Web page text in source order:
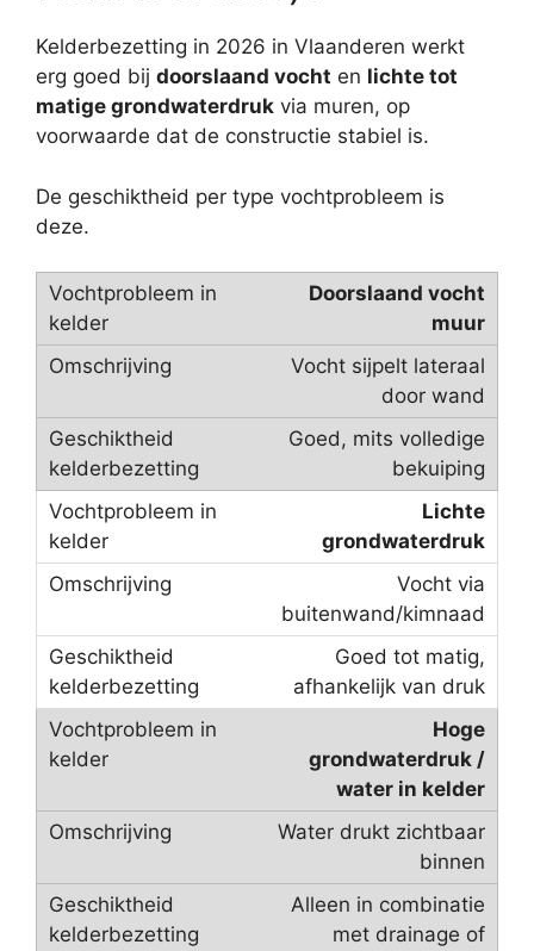
Kelderbezetting in 2026 in Vlaanderen werkt
erg goed bij doorslaand vocht en lichte tot
matige grondwaterdruk via muren, op
voorwaarde dat de constructie stabiel is.
De geschiktheid per type vochtprobleem is
deze.
Doorslaand vocht
muur
Vocht sijpelt lateraal
door wand
Goed, mits volledige
bekuiping
Lichte
grondwaterdruk
Vocht via
buitenwand/kimnaad
Goed tot matig,
afhankelijk van druk
Hoge
grondwaterdruk /
water in kelder
Water drukt zichtbaar
binnen
Alleen in combinatie
met drainage of